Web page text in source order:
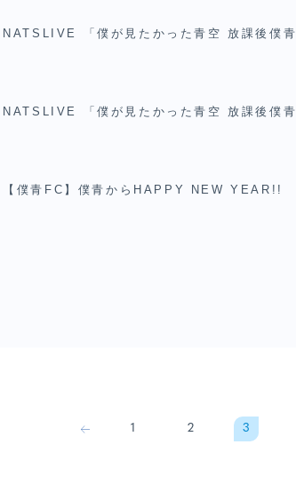
NATSLIVE 「僕が見たかった青空 放課後僕
NATSLIVE 「僕が見たかった青空 放課後僕
【僕青FC】僕青からHAPPY NEW YEAR!!
1 2 3